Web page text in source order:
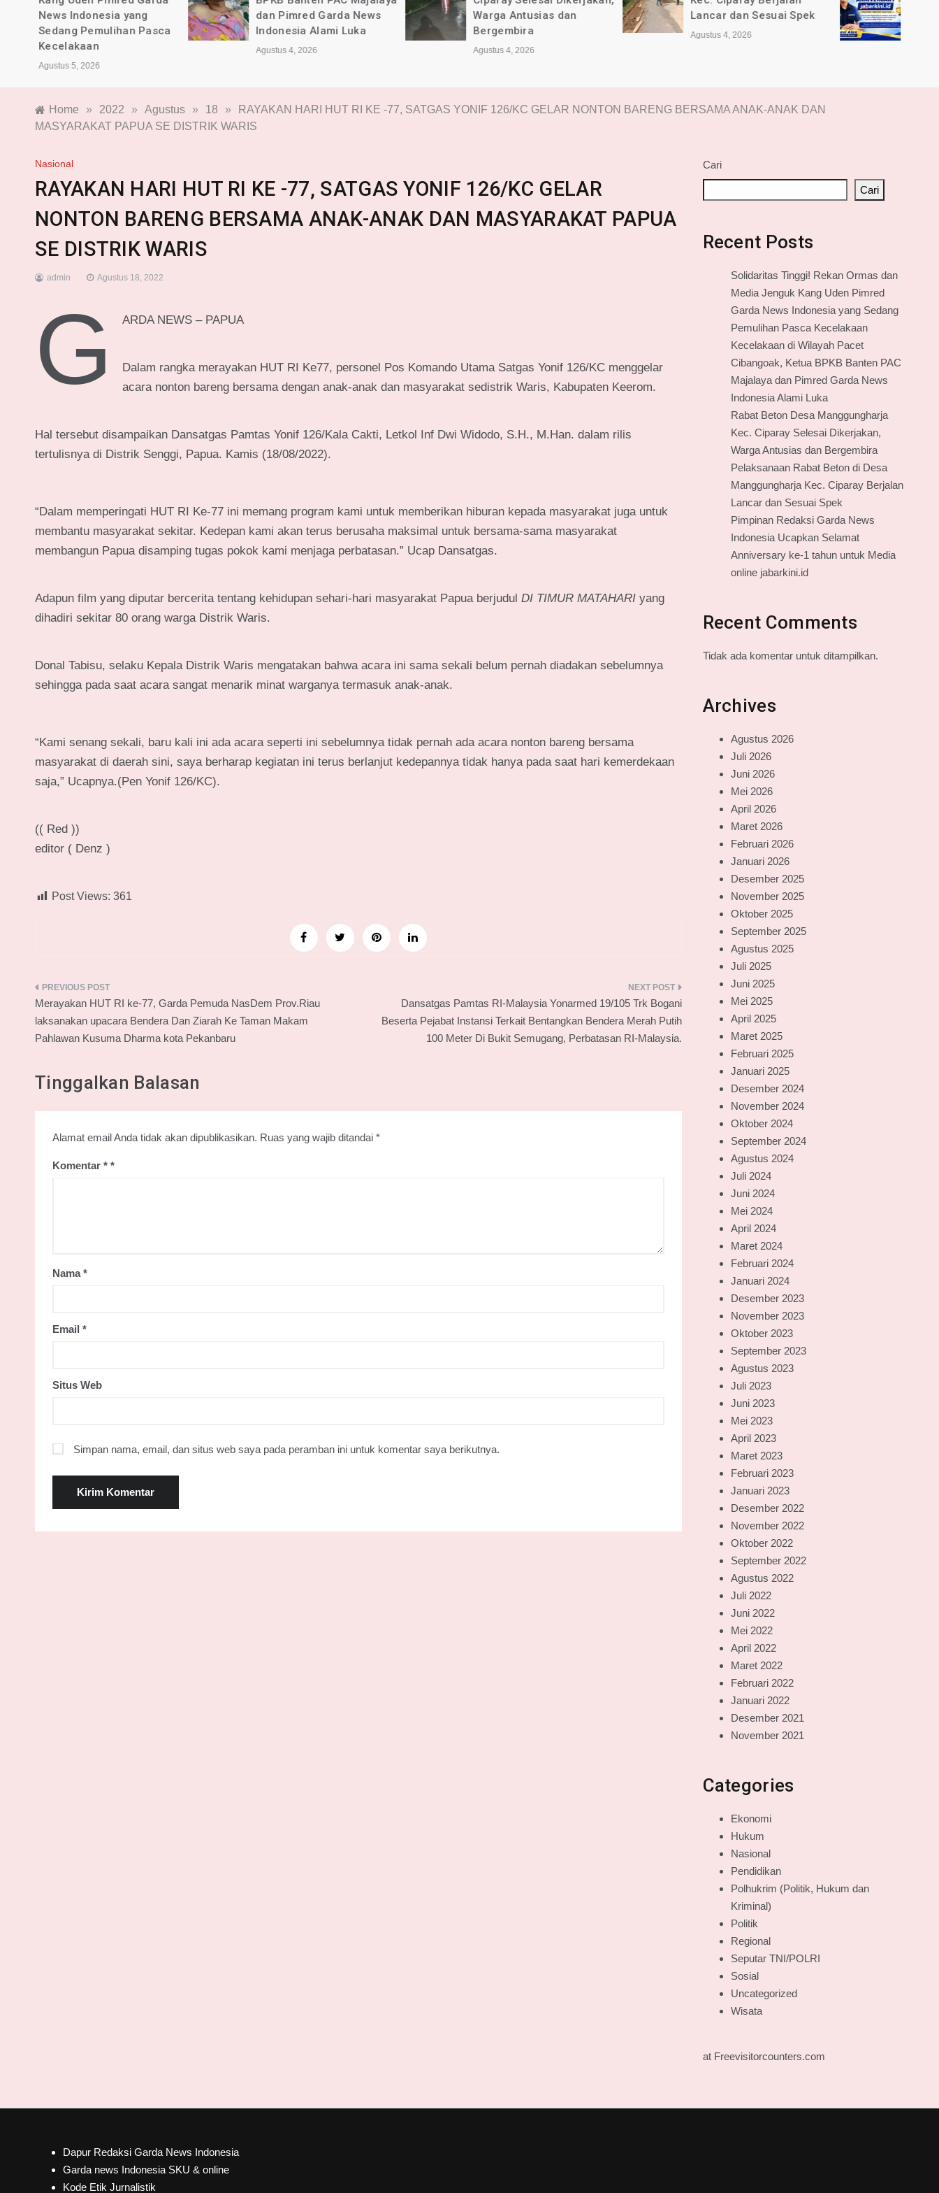
dan Pimred Garda News
Indonesia Alami Luka
Warga Antusias dan
Bergembira
Lancar dan Sesuai Spek
tahun untuk Media online
Home » 2022 » Agustus » 18 »
RAYAKAN HARI HUT RI KE -77, SATGAS YONIF 126/KC GELAR NONTON BARENG BERSAMA ANAK-ANAK DAN
MASYARAKAT PAPUA SE DISTRIK WARIS
Nasional
RAYAKAN HARI HUT RI KE -77, SATGAS YONIF 126/KC GELAR
NONTON BARENG BERSAMA ANAK-ANAK DAN MASYARAKAT PAPUA
SE DISTRIK WARIS
admin Agustus 18, 2022
G ARDA NEWS – PAPUA
Dalam rangka merayakan HUT RI Ke77, personel Pos Komando Utama Satgas Yonif 126/KC menggelar
acara nonton bareng bersama dengan anak-anak dan masyarakat sedistrik Waris, Kabupaten Keerom.
Hal tersebut disampaikan Dansatgas Pamtas Yonif 126/Kala Cakti, Letkol Inf Dwi Widodo, S.H., M.Han. dalam rilis
tertulisnya di Distrik Senggi, Papua. Kamis (18/08/2022).
“Dalam memperingati HUT RI Ke-77 ini memang program kami untuk memberikan hiburan kepada masyarakat juga untuk
membantu masyarakat sekitar. Kedepan kami akan terus berusaha maksimal untuk bersama-sama masyarakat
membangun Papua disamping tugas pokok kami menjaga perbatasan.” Ucap Dansatgas.
Adapun film yang diputar bercerita tentang kehidupan sehari-hari masyarakat Papua berjudul DI TIMUR MATAHARI yang
dihadiri sekitar 80 orang warga Distrik Waris.
Donal Tabisu, selaku Kepala Distrik Waris mengatakan bahwa acara ini sama sekali belum pernah diadakan sebelumnya
sehingga pada saat acara sangat menarik minat warganya termasuk anak-anak.
“Kami senang sekali, baru kali ini ada acara seperti ini sebelumnya tidak pernah ada acara nonton bareng bersama
masyarakat di daerah sini, saya berharap kegiatan ini terus berlanjut kedepannya tidak hanya pada saat hari kemerdekaan
saja,” Ucapnya.(Pen Yonif 126/KC).
(( Red ))
editor ( Denz )
Post Views: 361
Navigasi
pos
Merayakan HUT RI ke-77, Garda Pemuda NasDem Prov.Riau
laksanakan upacara Bendera Dan Ziarah Ke Taman Makam
Pahlawan Kusuma Dharma kota Pekanbaru
Dansatgas Pamtas RI-Malaysia Yonarmed 19/105 Trk Bogani
Beserta Pejabat Instansi Terkait Bentangkan Bendera Merah Putih
100 Meter Di Bukit Semugang, Perbatasan RI-Malaysia.
Tinggalkan Balasan
Alamat email Anda tidak akan dipublikasikan. Ruas yang wajib ditandai *
Komentar *
Nama*
Email *
Situs Web
Simpan nama, email, dan situs web saya pada peramban ini untuk komentar saya berikutnya.
Cari
Cari
Recent Posts
Solidaritas Tinggi! Rekan Ormas dan
Media Jenguk Kang Uden Pimred
Garda News Indonesia yang Sedang
Pemulihan Pasca Kecelakaan
Kecelakaan di Wilayah Pacet
Cibangoak, Ketua BPKB Banten PAC
Majalaya dan Pimred Garda News
Indonesia Alami Luka
Rabat Beton Desa Manggungharja
Kec. Ciparay Selesai Dikerjakan,
Warga Antusias dan Bergembira
Pelaksanaan Rabat Beton di Desa
Manggungharja Kec. Ciparay Berjalan
Lancar dan Sesuai Spek
Pimpinan Redaksi Garda News
Indonesia Ucapkan Selamat
Anniversary ke-1 tahun untuk Media
online jabarkini.id
Recent Comments
Tidak ada komentar untuk ditampilkan.
Archives
Agustus 2026
Juli 2026
Juni 2026
Mei 2026
April 2026
Maret 2026
Februari 2026
Januari 2026
Desember 2025
November 2025
Oktober 2025
September 2025
Agustus 2025
Juli 2025
Juni 2025
Mei 2025
April 2025
Maret 2025
Februari 2025
Januari 2025
Desember 2024
November 2024
Oktober 2024
September 2024
Agustus 2024
Juli 2024
Juni 2024
Mei 2024
April 2024
Maret 2024
Februari 2024
Januari 2024
Desember 2023
November 2023
Oktober 2023
September 2023
Agustus 2023
Juli 2023
Juni 2023
Mei 2023
April 2023
Maret 2023
Februari 2023
Januari 2023
Desember 2022
November 2022
Oktober 2022
September 2022
Agustus 2022
Juli 2022
Juni 2022
Mei 2022
April 2022
Maret 2022
Februari 2022
Januari 2022
Desember 2021
November 2021
Categories
Ekonomi
Hukum
Nasional
Pendidikan
Polhukrim (Politik, Hukum dan
Kriminal)
Politik
Regional
Seputar TNI/POLRI
Sosial
Uncategorized
Wisata
at Freevisitorcounters.com
Dapur Redaksi Garda News Indonesia
Garda news Indonesia SKU & online
Kode Etik Jurnalistik